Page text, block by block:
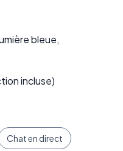
bleue,
incluse)
Chat en direct